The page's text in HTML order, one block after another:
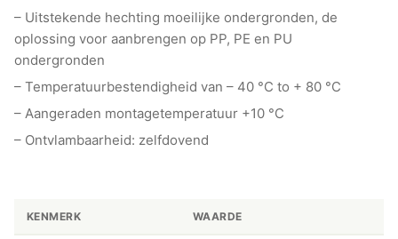
– Uitstekende hechting moeilijke ondergronden, de
oplossing voor aanbrengen op PP, PE en PU
ondergronden
– Temperatuurbestendigheid van – 40 °C to + 80 °C
– Aangeraden montagetemperatuur +10 °C
– Ontvlambaarheid: zelfdovend
KENMERK WAARDE